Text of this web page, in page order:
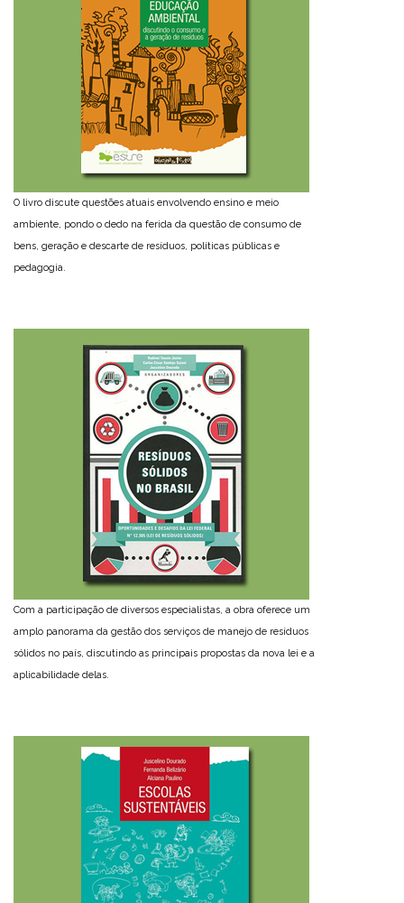
O livro discute questões atuais envolvendo ensino e meio
ambiente, pondo o dedo na ferida da questão de consumo de
bens, geração e descarte de resíduos, políticas públicas e
pedagogia.
Com a participação de diversos especialistas, a obra oferece um
amplo panorama da gestão dos serviços de manejo de resíduos
sólidos no país, discutindo as principais propostas da nova lei e a
aplicabilidade delas.